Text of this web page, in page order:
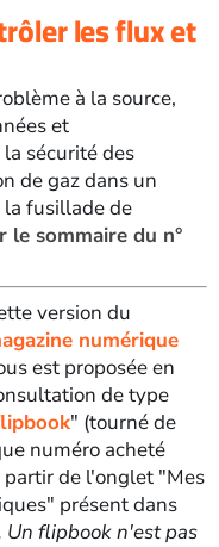
les flux et
à la source,
et
sécurité des
de gaz dans un
la fusillade de
le sommaire du n°
version du
numérique
est proposée en
de type
" (tourné de
numéro acheté
de l'onglet "Mes
présent dans
Un flipbook n'est pas